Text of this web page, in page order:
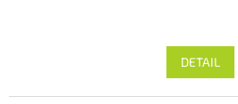
DETAIL